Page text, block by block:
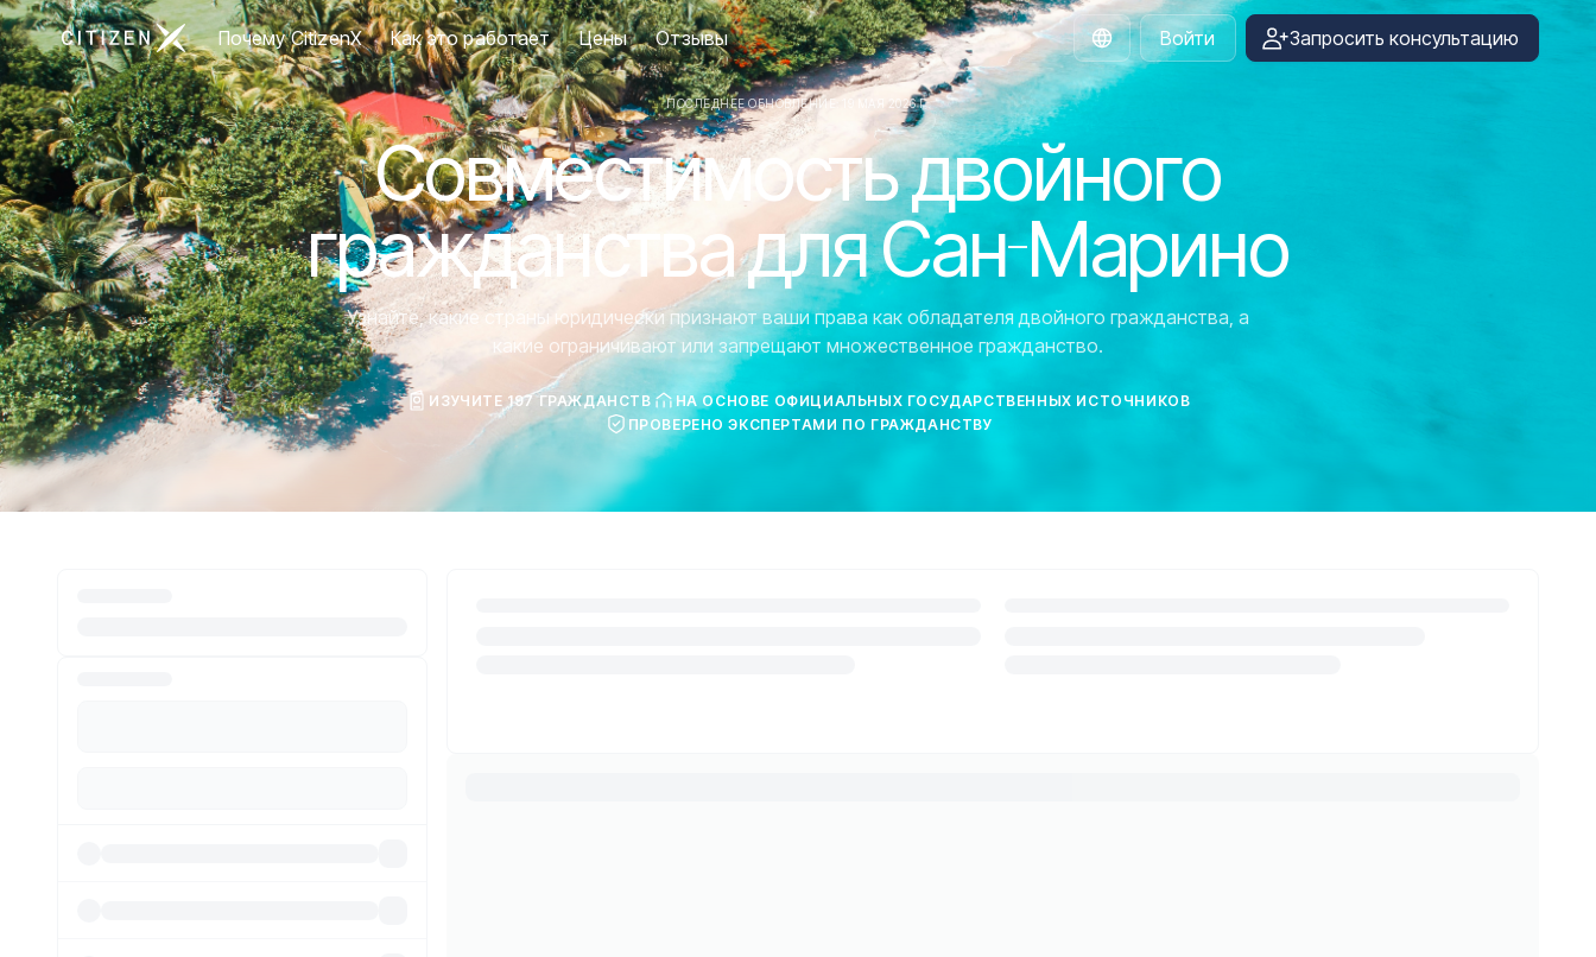
Перейти на главную страницу CitizenX
Почему CitizenX Как это работает Цены Отзывы
Russian
Войти Запросить консультацию
ПОСЛЕДНЕЕ ОБНОВЛЕНИЕ: 19 МАЯ 2026 Г.
Совместимость двойного
гражданства для Сан-Марино
Узнайте, какие страны юридически признают ваши права как обладателя двойного гражданства, а
какие ограничивают или запрещают множественное гражданство.
ИЗУЧИТЕ 197 ГРАЖДАНСТВ
НА ОСНОВЕ ОФИЦИАЛЬНЫХ ГОСУДАРСТВЕННЫХ ИСТОЧНИКОВ
ПРОВЕРЕНО ЭКСПЕРТАМИ ПО ГРАЖДАНСТВУ